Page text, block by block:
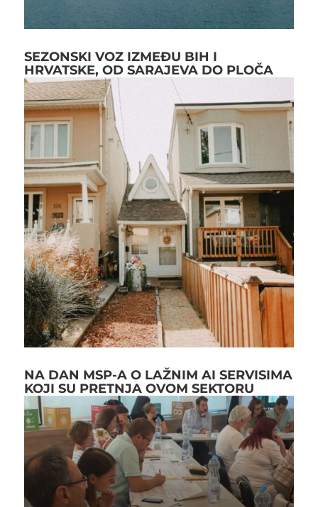
SEZONSKI VOZ IZMEĐU BIH I
HRVATSKE, OD SARAJEVA DO PLOČA
NA DAN MSP-A O LAŽNIM AI SERVISIMA
KOJI SU PRETNJA OVOM SEKTORU